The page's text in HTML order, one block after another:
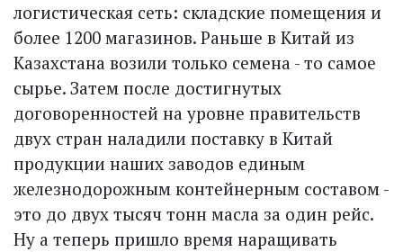
логистическая сеть: складские помещения и
более 1200 магазинов. Раньше в Китай из
Казахстана возили только семена - то самое
сырье. Затем после достигнутых
договоренностей на уровне правительств
двух стран наладили поставку в Китай
продукции наших заводов единым
железнодорожным контейнерным составом -
это до двух тысяч тонн масла за один рейс.
Ну а теперь пришло время наращивать